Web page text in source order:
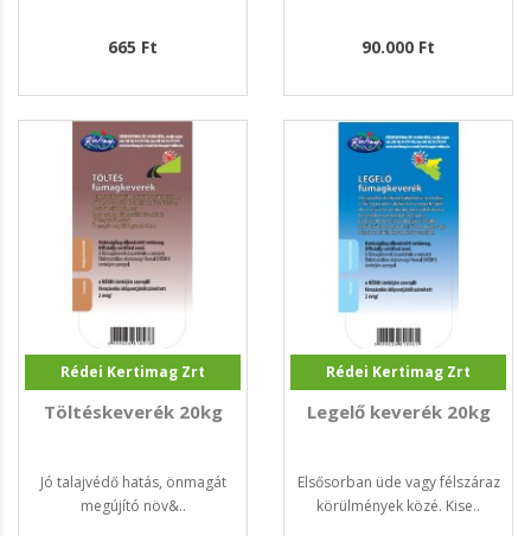
665 Ft 90.000 Ft
Rédei Kertimag Zrt
Töltéskeverék 20kg
Jó talajvédő hatás, önmagát
megújító növ&..
Rédei Kertimag Zrt
Legelő keverék 20kg
Elsősorban üde vagy félszáraz
körülmények közé. Kise..